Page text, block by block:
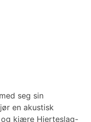
seg sin
en akustisk
kjære Hjerteslag-